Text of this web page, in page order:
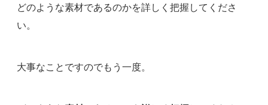
どのような素材であるのかを詳しく把握してくださ
い。
大事なことですのでもう一度。